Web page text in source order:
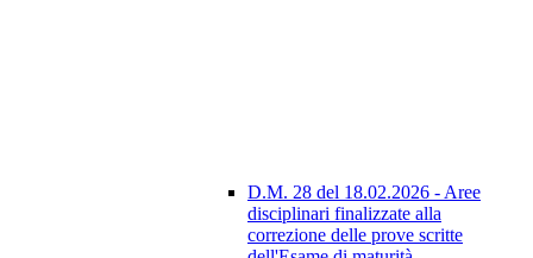
D.M. 28 del 18.02.2026 - Aree
disciplinari finalizzate alla
correzione delle prove scritte